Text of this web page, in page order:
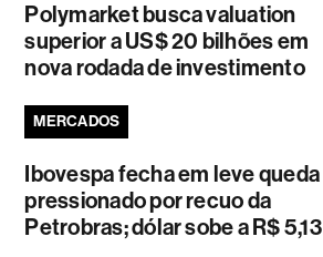
Polymarket busca valuation
superior a US$ 20 bilhões em
nova rodada de investimento
MERCADOS
Ibovespa fecha em leve queda
pressionado por recuo da
Petrobras; dólar sobe a R$ 5,13